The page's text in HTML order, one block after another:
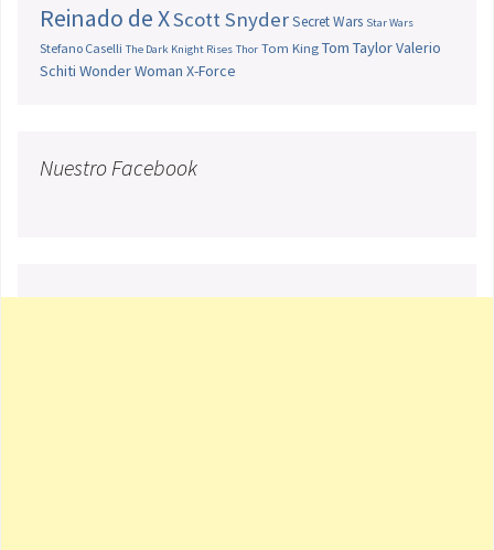
Reinado de XScott SnyderSecret Wars Star Wars
Stefano Caselli The Dark Knight Rises Thor Tom King Tom TaylorValerio
Schiti Wonder Woman X-Force
Nuestro Facebook